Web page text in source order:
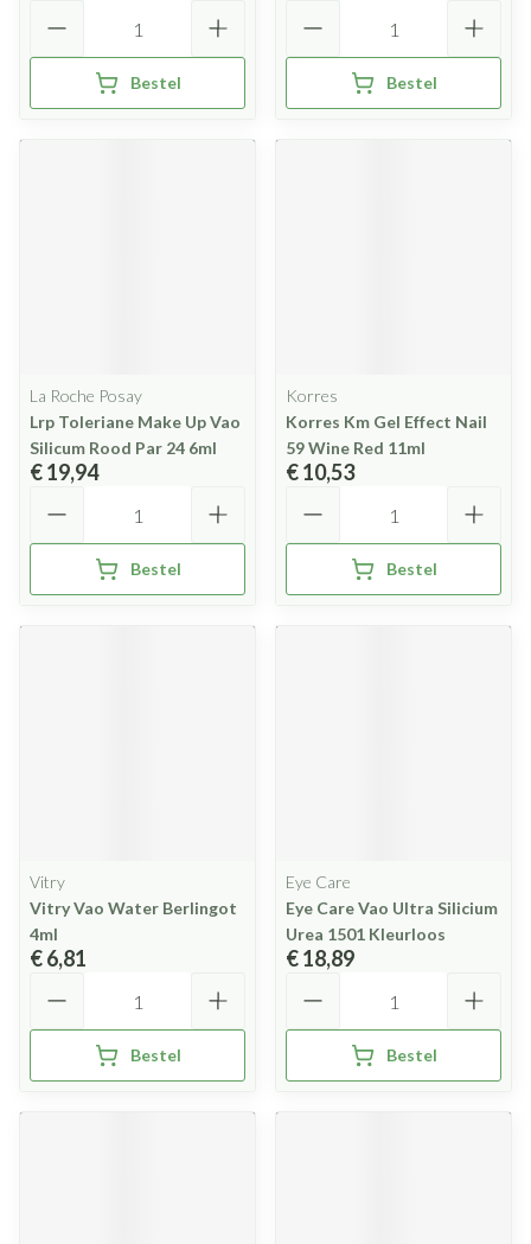
Bestel Bestel
La Roche Posay
Lrp Toleriane Make Up Vao
Silicum Rood Par 24 6ml
€ 19,94
Bestel
Korres
Korres Km Gel Effect Nail
59 Wine Red 11ml
€ 10,53
Bestel
Vitry
Vitry Vao Water Berlingot
4ml
€ 6,81
Bestel
Eye Care
Eye Care Vao Ultra Silicium
Urea 1501 Kleurloos
€ 18,89
Bestel